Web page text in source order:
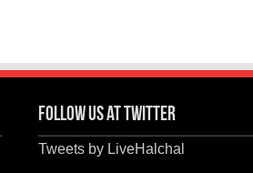
Follow us at Twitter
Tweets by LiveHalchal